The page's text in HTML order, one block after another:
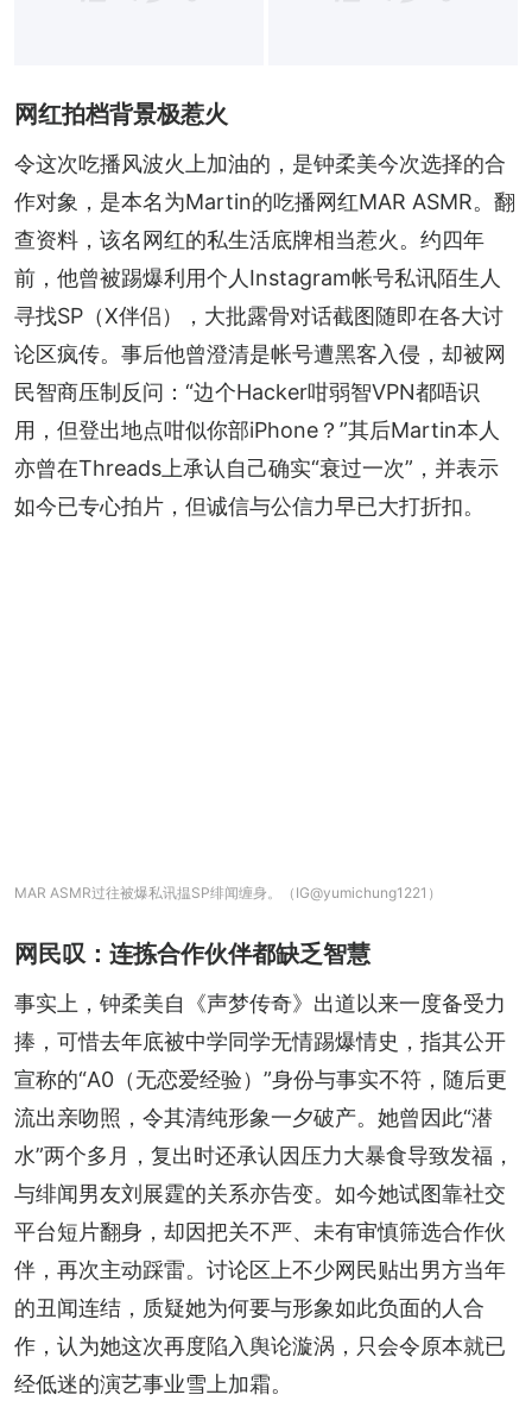
网红拍档背景极惹火
令这次吃播风波火上加油的，是钟柔美今次选择的合
作对象，是本名为Martin的吃播网红MAR ASMR。翻
查资料，该名网红的私生活底牌相当惹火。约四年
前，他曾被踢爆利用个人Instagram帐号私讯陌生人
寻找SP（X伴侣），大批露骨对话截图随即在各大讨
论区疯传。事后他曾澄清是帐号遭黑客入侵，却被网
民智商压制反问：“边个Hacker咁弱智VPN都唔识
用，但登出地点咁似你部iPhone？”其后Martin本人
亦曾在Threads上承认自己确实“衰过一次”，并表示
如今已专心拍片，但诚信与公信力早已大打折扣。
MAR ASMR过往被爆私讯揾SP绯闻缠身。（IG@yumichung1221）
网民叹：连拣合作伙伴都缺乏智慧
事实上，钟柔美自《声梦传奇》出道以来一度备受力
捧，可惜去年底被中学同学无情踢爆情史，指其公开
宣称的“A0（无恋爱经验）”身份与事实不符，随后更
流出亲吻照，令其清纯形象一夕破产。她曾因此“潜
水”两个多月，复出时还承认因压力大暴食导致发福，
与绯闻男友刘展霆的关系亦告变。如今她试图靠社交
平台短片翻身，却因把关不严、未有审慎筛选合作伙
伴，再次主动踩雷。讨论区上不少网民贴出男方当年
的丑闻连结，质疑她为何要与形象如此负面的人合
作，认为她这次再度陷入舆论漩涡，只会令原本就已
经低迷的演艺事业雪上加霜。